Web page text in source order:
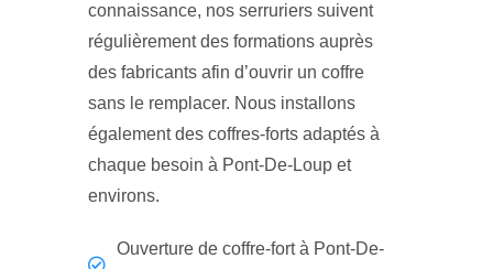
connaissance, nos serruriers suivent
régulièrement des formations auprès
des fabricants afin d’ouvrir un coffre
sans le remplacer. Nous installons
également des coffres-forts adaptés à
chaque besoin à Pont-De-Loup et
environs.
Ouverture de coffre-fort à Pont-De-